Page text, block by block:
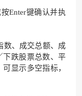
Enter键确认并执
数、成交总额、成
下跌股票总数、平
显示多空指标，